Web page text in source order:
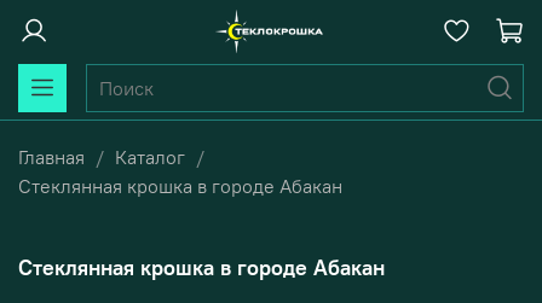
Главная
Каталог
Стеклянная крошка в городе Абакан
Стеклянная крошка в городе Абакан